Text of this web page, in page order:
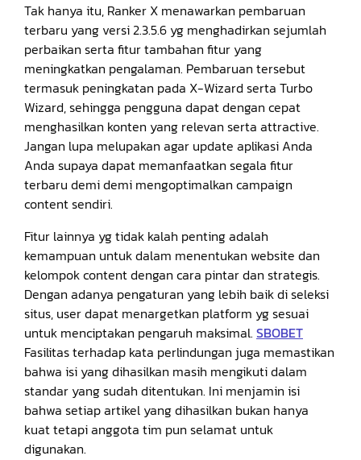
Tak hanya itu, Ranker X menawarkan pembaruan
terbaru yang versi 2.3.5.6 yg menghadirkan sejumlah
perbaikan serta fitur tambahan fitur yang
meningkatkan pengalaman. Pembaruan tersebut
termasuk peningkatan pada X-Wizard serta Turbo
Wizard, sehingga pengguna dapat dengan cepat
menghasilkan konten yang relevan serta attractive.
Jangan lupa melupakan agar update aplikasi Anda
Anda supaya dapat memanfaatkan segala fitur
terbaru demi demi mengoptimalkan campaign
content sendiri.
Fitur lainnya yg tidak kalah penting adalah
kemampuan untuk dalam menentukan website dan
kelompok content dengan cara pintar dan strategis.
Dengan adanya pengaturan yang lebih baik di seleksi
situs, user dapat menargetkan platform yg sesuai
untuk menciptakan pengaruh maksimal. SBOBET
Fasilitas terhadap kata perlindungan juga memastikan
bahwa isi yang dihasilkan masih mengikuti dalam
standar yang sudah ditentukan. Ini menjamin isi
bahwa setiap artikel yang dihasilkan bukan hanya
kuat tetapi anggota tim pun selamat untuk
digunakan.